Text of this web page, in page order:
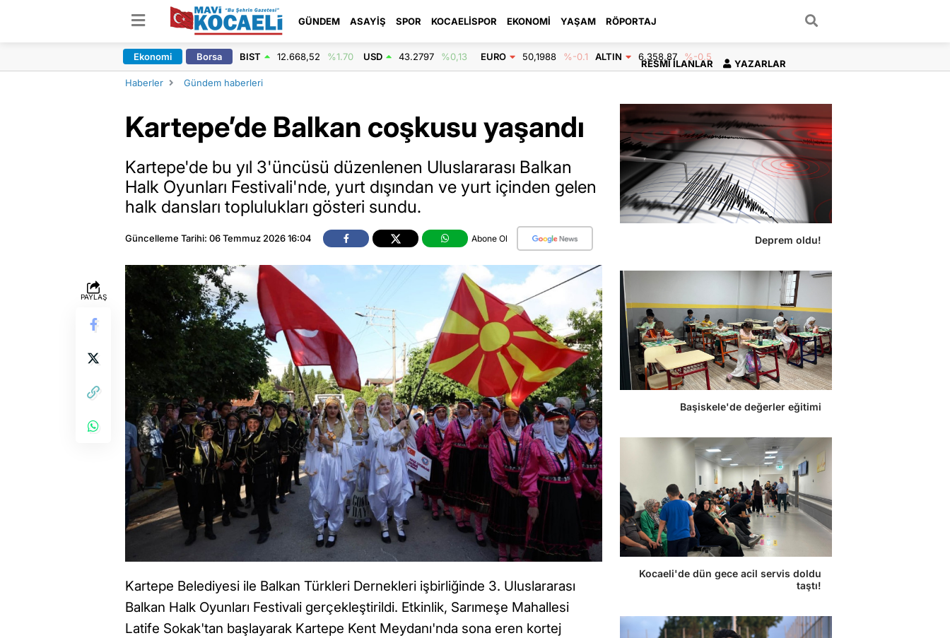
GÜNDEM ASAYIŞ SPOR KOCAELISPOR EKONOMI YAŞAM RÖPORTAJ
RESMI İLANLAR YAZARLAR
Ekonomi Borsa BIST 12.668,52 %1.70 USD 43.2797 %0,13 EURO 50,1988 %-0.1 ALTIN 6.358,87 %-0.5
Haberler Gündem haberleri
PAYLAŞ
Kartepe’de Balkan coşkusu yaşandı
Kartepe'de bu yıl 3'üncüsü düzenlenen Uluslararası Balkan
Halk Oyunları Festivali'nde, yurt dışından ve yurt içinden gelen
halk dansları toplulukları gösteri sundu.
Güncelleme Tarihi: 06 Temmuz 2026 16:04 Abone Ol
Kartepe Belediyesi ile Balkan Türkleri Dernekleri işbirliğinde 3. Uluslararası
Balkan Halk Oyunları Festivali gerçekleştirildi. Etkinlik, Sarımeşe Mahallesi
Latife Sokak'tan başlayarak Kartepe Kent Meydanı'nda sona eren kortej
Deprem oldu!
Başiskele'de değerler eğitimi
Kocaeli'de dün gece acil servis doldu
taştı!